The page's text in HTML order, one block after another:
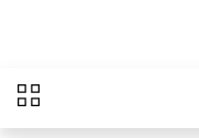
Przejdź do głównej
Przegląd